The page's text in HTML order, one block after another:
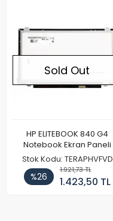
Sold Out
HP ELITEBOOK 840 G4
Notebook Ekran Paneli
Stok Kodu: TERAPHVFVD
%26
1.921,73 TL
1.423,50 TL